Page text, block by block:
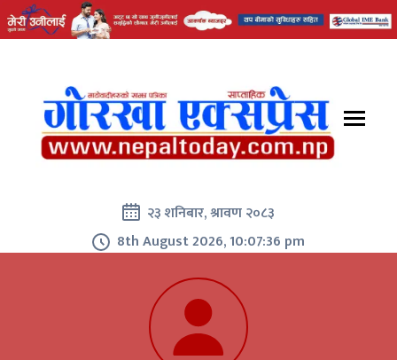
२३ शनिबार, श्रावण २०८३
8th August 2026, 10:07:37 pm